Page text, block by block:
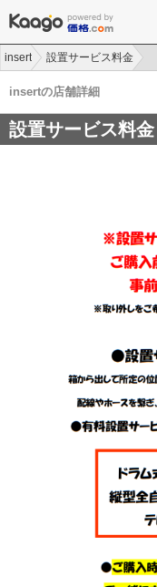
insert 設置サービス料金
insertの店舗詳細
設置サービス料金